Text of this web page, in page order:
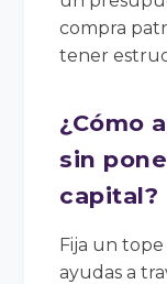
compra
tener
¿Cómo
sin
capital?
Fija un
ayudas a